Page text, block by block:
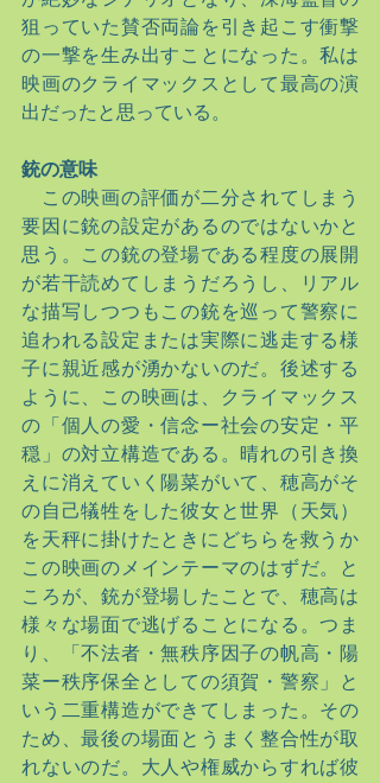
狙っていた賛否両論を引き起こす衝撃
の一撃を生み出すことになった。私は
映画のクライマックスとして最高の演
出だったと思っている。
銃の意味
この映画の評価が二分されてしまう
要因に銃の設定があるのではないかと
思う。この銃の登場である程度の展開
が若干読めてしまうだろうし、リアル
な描写しつつもこの銃を巡って警察に
追われる設定または実際に逃走する様
子に親近感が湧かないのだ。後述する
ように、この映画は、クライマックス
の「個人の愛・信念ー社会の安定・平
穏」の対立構造である。晴れの引き換
えに消えていく陽菜がいて、穂高がそ
の自己犠牲をした彼女と世界（天気）
を天秤に掛けたときにどちらを救うか
この映画のメインテーマのはずだ。と
ころが、銃が登場したことで、穂高は
様々な場面で逃げることになる。つま
り、「不法者・無秩序因子の帆高・陽
菜ー秩序保全としての須賀・警察」と
いう二重構造ができてしまった。その
ため、最後の場面とうまく整合性が取
れないのだ。大人や権威からすれば彼